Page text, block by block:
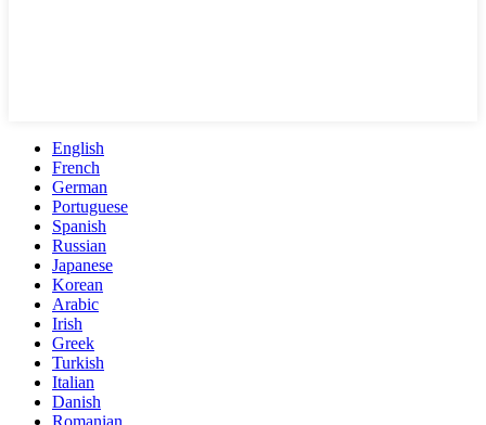
English
French
German
Portuguese
Spanish
Russian
Japanese
Korean
Arabic
Irish
Greek
Turkish
Italian
Danish